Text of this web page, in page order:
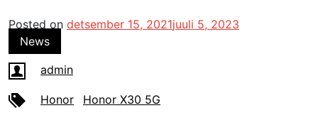
Posted on detsember 15, 2021juuli 5, 2023
News
admin
Honor Honor X30 5G